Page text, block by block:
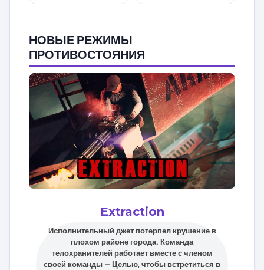
НОВЫЕ РЕЖИМЫ
ПРОТИВОСТОЯНИЯ
Extraction
Исполнительный джет потерпел крушение в
плохом районе города. Команда
телохранителей работает вместе с членом
своей команды — Целью, чтобы встретиться в